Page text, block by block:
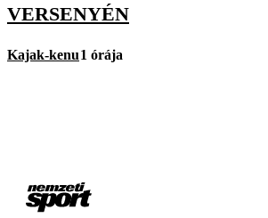
VERSENYÉN
Kajak-kenu1 órája